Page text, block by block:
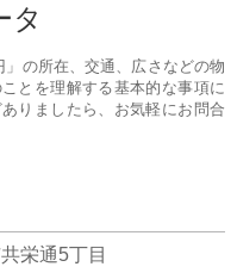
タ
」の所在、交通、広さなどの物
とを理解する基本的な事項に
りましたら、お気軽にお問合
栄通5丁目